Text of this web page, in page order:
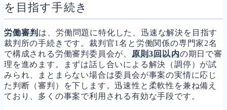
を目指す手続き
労働審判は、労働問題に特化した、迅速な解決を目指す
裁判所の手続きです。裁判官1名と労働関係の専門家2名
で構成される労働審判委員会が、 原則3回以内の期日で審
理を進めます。まずは話し合いによる解決（調停）が試
みられ、まとまらない場合は委員会が事案の実情に応じ
た判断（審判）を下します。迅速性と柔軟性を兼ね備え
ており、多くの事案で利用される有効な手段です。